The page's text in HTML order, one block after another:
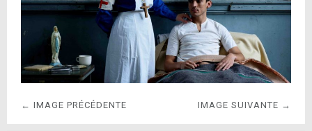
← IMAGE PRÉCÉDENTE IMAGE SUIVANTE →